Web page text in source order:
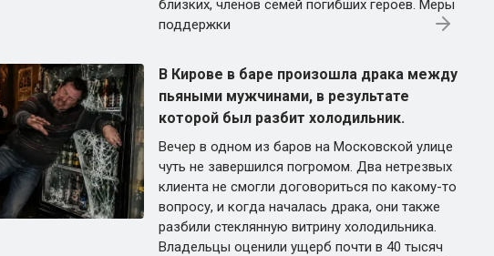
близких, членов семей погибших героев. Меры
поддержки
В Кирове в баре произошла драка между
пьяными мужчинами, в результате
которой был разбит холодильник.
Вечер в одном из баров на Московской улице
чуть не завершился погромом. Два нетрезвых
клиента не смогли договориться по какому-то
вопросу, и когда началась драка, они также
разбили стеклянную витрину холодильника.
Владельцы оценили ущерб почти в 40 тысяч